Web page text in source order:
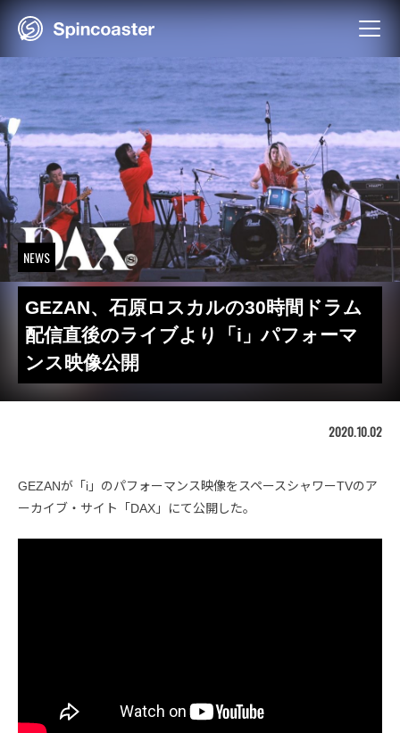
Skip
NEWS
GEZAN、石原ロスカルの30時間ドラム
配信直後のライブより「i」パフォーマ
ンス映像公開
2020.10.02
GEZANが「i」のパフォーマンス映像をスペースシャワーTVのア
ーカイブ・サイト「DAX」にて公開した。